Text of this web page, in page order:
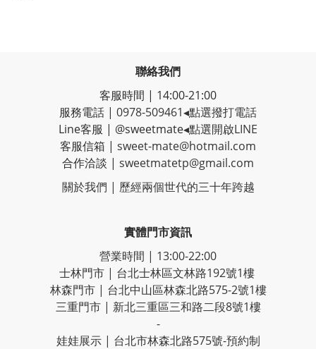
聯絡我們
客服時間 | 14:00-21:00
服務電話 | 0978-509461◂點選撥打電話
Line客服 | @sweetmate◂點選開啟LINE
客服信箱 | sweet-mate@hotmail.com
合作洽談 | sweetmatetp@gmail.com
關於我們 | 歷經兩個世代的三十年跨越
實體門市資訊
營業時間 | 13:00-22:00
士林門市 | 台北士林區文林路192號1樓
林森門市 | 台北中山區林森北路575-2號1樓
三重門市 | 新北三重區三和路二段8號1樓
-
娃娃展示 | 台北市林森北路575號-預約制